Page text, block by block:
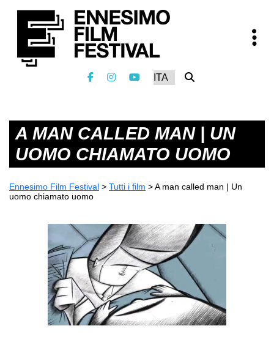
A MAN CALLED MAN | UN
UOMO CHIAMATO UOMO
Ennesimo Film Festival > Tutti i film > A man called man | Un
uomo chiamato uomo